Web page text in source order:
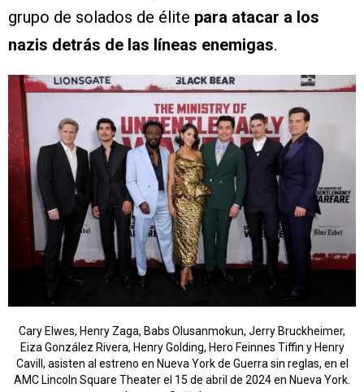
grupo de solados de élite para atacar a los
nazis detrás de las líneas enemigas.
Cary Elwes, Henry Zaga, Babs Olusanmokun, Jerry Bruckheimer,
Eiza González Rivera, Henry Golding, Hero Feinnes Tiffin y Henry
Cavill, asisten al estreno en Nueva York de Guerra sin reglas, en el
AMC Lincoln Square Theater el 15 de abril de 2024 en Nueva York.